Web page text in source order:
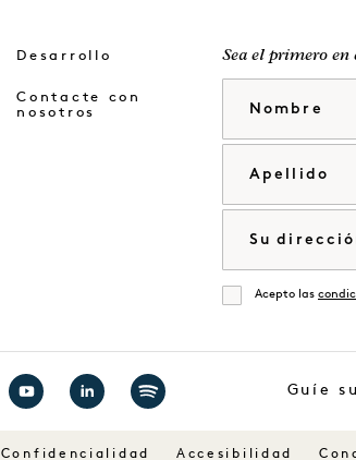
Desarrollo
Contacte con
nosotros
Sea el primero en
De acuerdo
Acepto las
1
1
1
Guíe
Confidencialidad Accesibilidad